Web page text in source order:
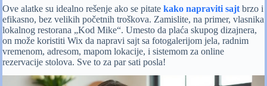
Ove alatke su idealno rešenje ako se pitate kako napraviti sajt brzo i
efikasno, bez velikih početnih troškova. Zamislite, na primer, vlasnika
lokalnog restorana „Kod Mike“. Umesto da plaća skupog dizajnera,
on može koristiti Wix da napravi sajt sa fotogalerijom jela, radnim
vremenom, adresom, mapom lokacije, i sistemom za online
rezervacije stolova. Sve to za par sati posla!